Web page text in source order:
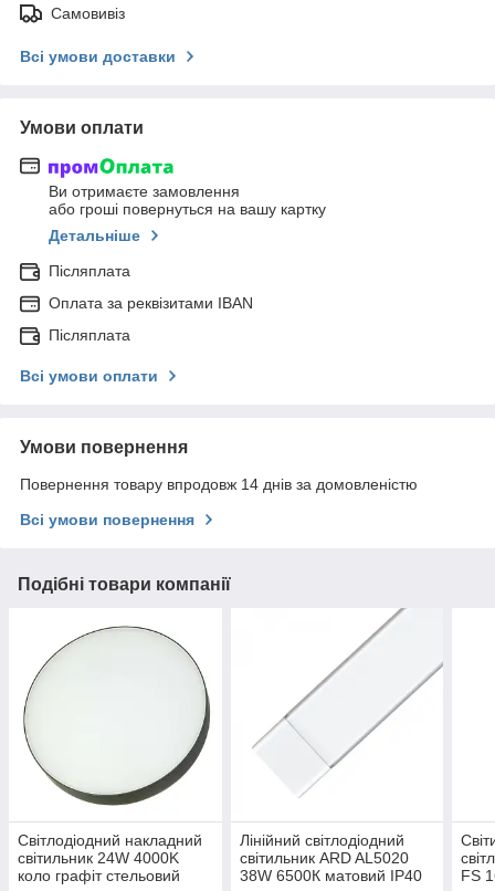
Самовивіз
Всі умови доставки
Умови оплати
Ви отримаєте замовлення
або гроші повернуться на вашу картку
Детальніше
Післяплата
Оплата за реквізитами IBAN
Післяплата
Всі умови оплати
Умови повернення
Повернення товару впродовж 14 днів за домовленістю
Всі умови повернення
Подібні товари компанії
Світлодіодний накладний
світильник 24W 4000K
коло графіт стельовий
Лінійний світлодіодний
світильник ARD AL5020
38W 6500К матовий IP40
FS